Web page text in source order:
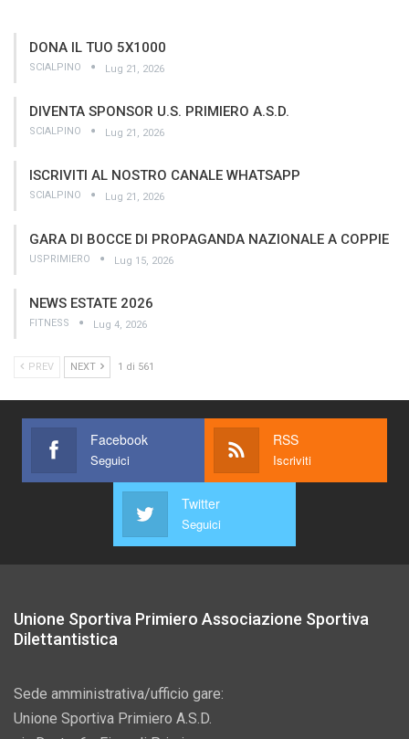
DONA IL TUO 5X1000
SCIALPINO Lug 21, 2026
DIVENTA SPONSOR U.S. PRIMIERO A.S.D.
SCIALPINO Lug 21, 2026
ISCRIVITI AL NOSTRO CANALE WHATSAPP
SCIALPINO Lug 21, 2026
GARA DI BOCCE DI PROPAGANDA NAZIONALE A COPPIE
USPRIMIERO Lug 15, 2026
NEWS ESTATE 2026
FITNESS Lug 4, 2026
PREV NEXT 1 di 561
Facebook
Seguici
RSS
Iscriviti
Twitter
Seguici
Unione Sportiva Primiero Associazione Sportiva
Dilettantistica
Sede amministrativa/ufficio gare:
Unione Sportiva Primiero A.S.D.